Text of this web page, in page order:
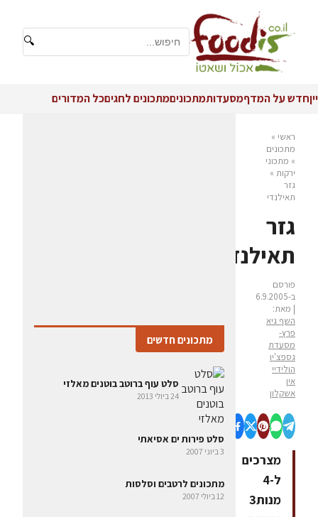
🔍
ייןחדש על המדףמסעדותמתכוניםמתכונים לחגיםכל המדורים
ראשי »
מתכונים
» מתכוני
ירקות »
גזר
תאילנדי
גזר
תאילנדי
פורסם
ב-6.9.2005
| מאת:
השף גיא
פרץ-
מסעדת
גספצ'יו
הולידיי
אין
אשקלון
מצרכים
ל-4
מנות3
מתכונים חדשים
סלט עוף ברוטב בוטנים מאלזי
24 ביולי 2013
סלט פירות ים אסיאתי
3 ביוני 2007
מתכונים לרטבים וסלסות
12 ביולי 2007